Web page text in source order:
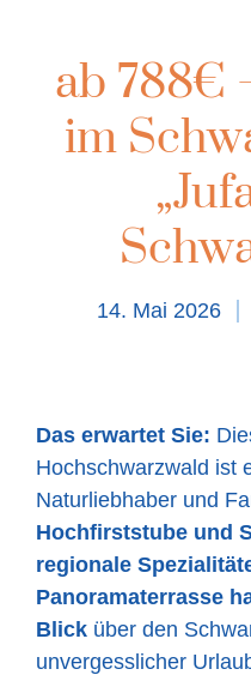
ab 788€
im
14. Mai 2026
Das erwartet Sie:
Hochschwarzwald ist
Naturliebhaber und
Hochfirststube und
regionale
Panoramaterrasse
Blick über den
unvergesslicher